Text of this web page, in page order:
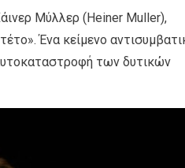
Μύλλερ (Heiner Muller),
Ένα κείμενο
των δυτικών